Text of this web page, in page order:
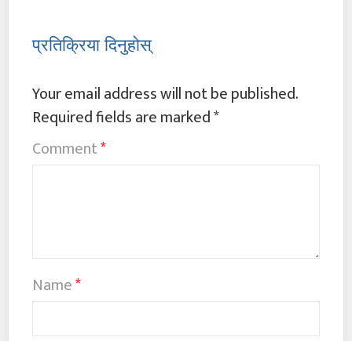
प्रतिक्रिया दिनुहोस्
Your email address will not be published.
Required fields are marked*
Comment*
Name*